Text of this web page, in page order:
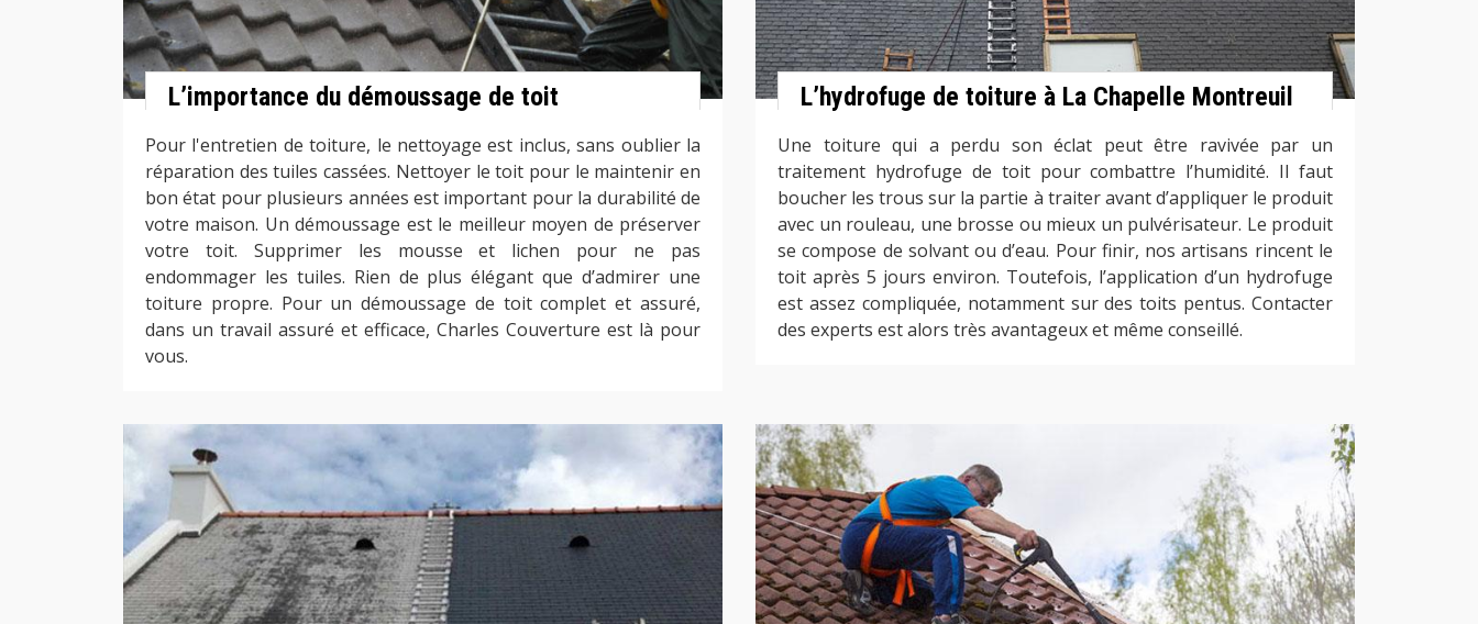
L’importance du démoussage de toit
Pour l'entretien de toiture, le nettoyage est inclus, sans oublier la
réparation des tuiles cassées. Nettoyer le toit pour le maintenir en
bon état pour plusieurs années est important pour la durabilité de
votre maison. Un démoussage est le meilleur moyen de préserver
votre toit. Supprimer les mousse et lichen pour ne pas
endommager les tuiles. Rien de plus élégant que d’admirer une
toiture propre. Pour un démoussage de toit complet et assuré,
dans un travail assuré et efficace, Charles Couverture est là pour
vous.
L’hydrofuge de toiture à La Chapelle Montreuil
Une toiture qui a perdu son éclat peut être ravivée par un
traitement hydrofuge de toit pour combattre l’humidité. Il faut
boucher les trous sur la partie à traiter avant d’appliquer le produit
avec un rouleau, une brosse ou mieux un pulvérisateur. Le produit
se compose de solvant ou d’eau. Pour finir, nos artisans rincent le
toit après 5 jours environ. Toutefois, l’application d’un hydrofuge
est assez compliquée, notamment sur des toits pentus. Contacter
des experts est alors très avantageux et même conseillé.